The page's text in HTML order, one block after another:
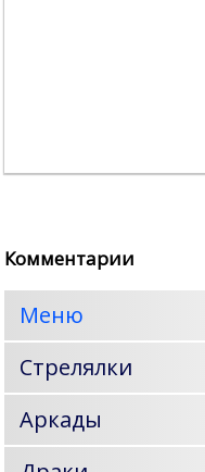
Комментарии
Меню
Стрелялки
Аркады